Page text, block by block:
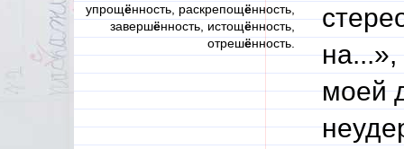
упрощённость, раскрепощённость,
завершённость, истощённость,
отрешённость.
моей